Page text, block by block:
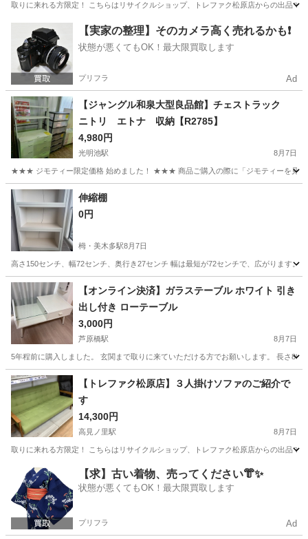
取りに来れる方限定！ こちらはリサイクルショップ、トレファク松原店からの出品
高見ノ里駅 ソファ トレファク
【実家の整理】そのカメラ高く売れるかも❗️
状態が悪くてもOK！最大限買取します
プリフラ Ad
【ジャングル和泉大型良品館】チェストラック
ニトリ エトナ 収納【R2785】
4,980円
光明池駅 8月7日
★★★ ジモティー限定価格 始めました！ ★★★ 商品ご購入の際に「ジモティーを見た
大阪 和泉市 光明池駅
伸縮棚
0円
栂・美木多駅8月7日
高さ150センチ、幅72センチ、奥行き27センチ 幅は最短が72センチで、広がります。
大阪 堺市 栂・美木多駅 収納家具
【オンライン決済】ガラステーブル ホワイト 引き
出し付き ローテーブル
3,000円
芦原橋駅 8月7日
5年程前に購入しました。 玄関まで取りに来ていただける方でお願いします。 長さ
大阪 大阪市 芦原橋駅 テーブル
【トレファク松原店】３人掛けソファのご紹介で
す
14,300円
高見ノ里駅 8月7日
取りに来れる方限定！ こちらはリサイクルショップ、トレファク松原店からの出品
大阪 松原市 高見ノ里駅 ソファ
【求】古い着物、売ってください👘✨
状態が悪くてもOK！最大限買取します
プリフラ Ad